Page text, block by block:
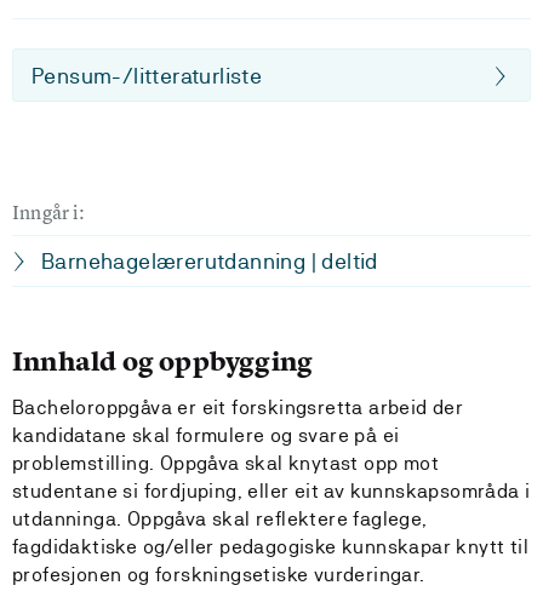
Pensum-/litteraturliste
Inngår i:
Barnehagelærerutdanning | deltid
Innhald og oppbygging
Bacheloroppgåva er eit forskingsretta arbeid der
kandidatane skal formulere og svare på ei
problemstilling. Oppgåva skal knytast opp mot
studentane si fordjuping, eller eit av kunnskapsområda i
utdanninga. Oppgåva skal reflektere faglege,
fagdidaktiske og/eller pedagogiske kunnskapar knytt til
profesjonen og forskningsetiske vurderingar.